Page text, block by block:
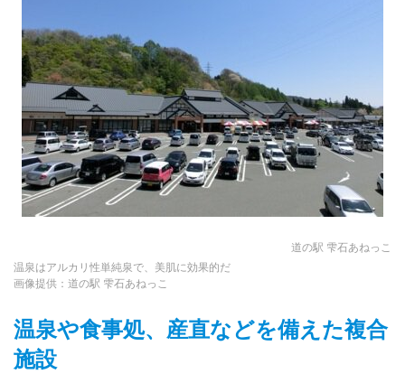
道の駅 雫石あねっこ
温泉はアルカリ性単純泉で、美肌に効果的だ
画像提供：道の駅 雫石あねっこ
温泉や食事処、産直などを備えた複合
施設